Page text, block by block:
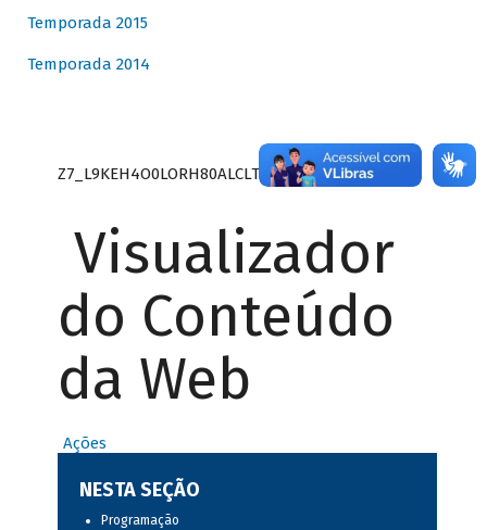
Temporada 2015
Temporada 2014
Z7_L9KEH4O0LORH80ALCLTPF80S27
Visualizador
do Conteúdo
da Web
Ações
NESTA SEÇÃO
Programação